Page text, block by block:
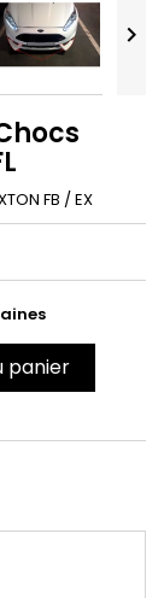

FB / EX
panier